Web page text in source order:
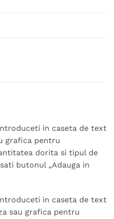
in caseta de text
grafica pentru
dorita si tipul de
butonul „Adauga in
in caseta de text
sau grafica pentru